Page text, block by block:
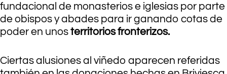
fundacional de monasterios e iglesias por parte
de obispos y abades para ir ganando cotas de
poder en unosterritorios fronterizos.
Ciertas alusiones al viñedo aparecen referidas